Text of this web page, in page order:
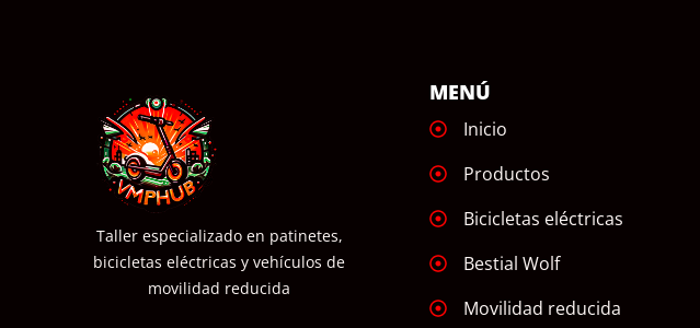
Taller especializado en patinetes,
bicicletas eléctricas y vehículos de
movilidad reducida
MENÚ
Inicio
Productos
Bicicletas eléctricas
Bestial Wolf
Movilidad reducida